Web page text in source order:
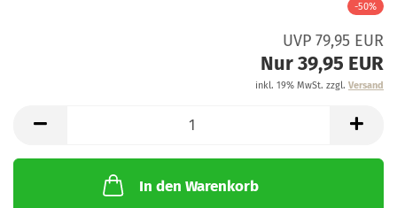
-50%
UVP 79,95 EUR
Nur 39,95 EUR
inkl. 19% MwSt. zzgl. Versand
In den Warenkorb